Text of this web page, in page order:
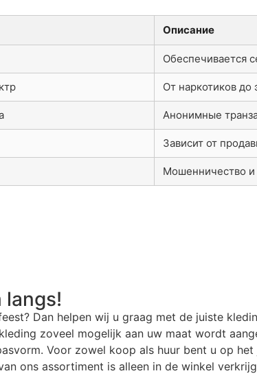
Описание
Обеспечивается
От наркотиков до
Анонимные
Зависит от
Мошенничество и
langs!
Dan helpen wij u graag met de juiste
zoveel mogelijk aan uw maat wordt
Voor zowel koop als huur bent u op
ons assortiment is alleen in de winkel